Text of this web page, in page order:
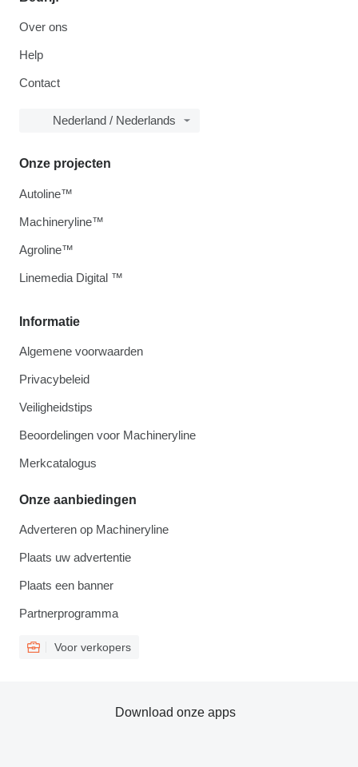
Over ons
Help
Contact
Nederland / Nederlands
Informatie
Algemene voorwaarden
Privacybeleid
Veiligheidstips
Beoordelingen voor Machineryline
Merkcatalogus
Onze aanbiedingen
Adverteren op Machineryline
Plaats uw advertentie
Plaats een banner
Partnerprogramma
Voor verkopers
Onze projecten
Autoline™
Machineryline™
Agroline™
Linemedia Digital ™
Download onze apps